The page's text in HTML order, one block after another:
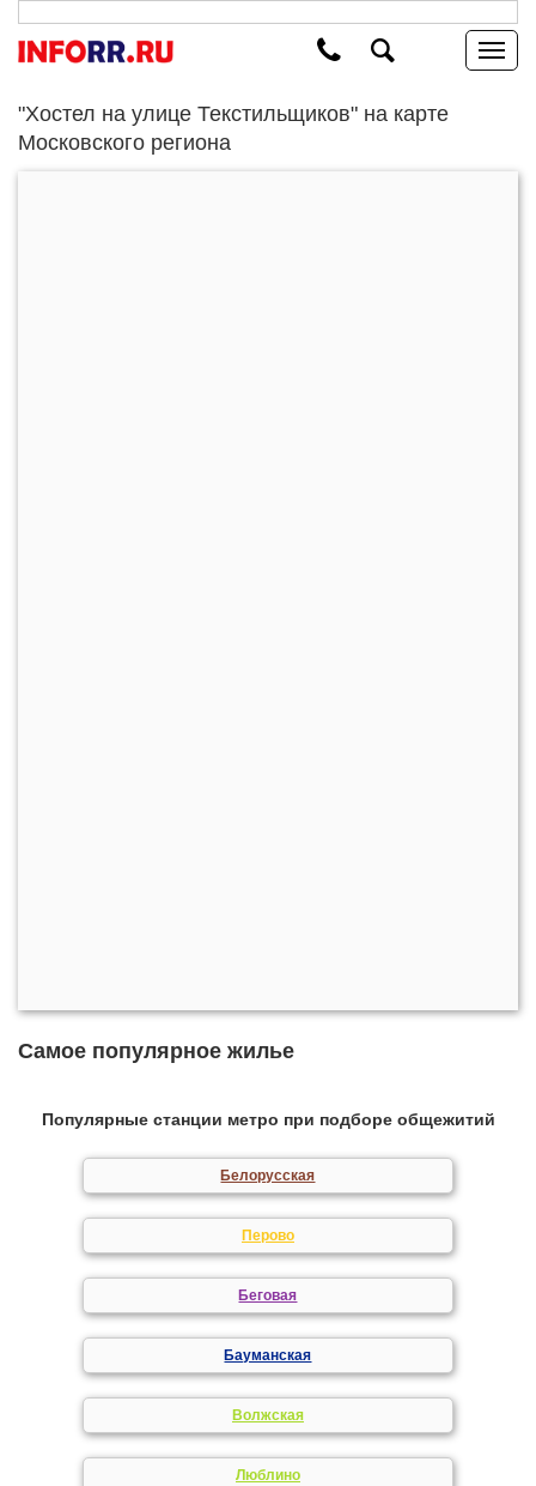
"Хостел на улице Текстильщиков" на карте
Московского региона
Самое популярное жилье
Популярные станции метро при подборе общежитий
Белорусская
Перово
Беговая
Бауманская
Волжская
Люблино